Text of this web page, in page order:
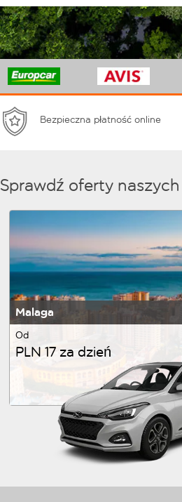
Bezpieczna płatność online
Sprawdź oferty
Malaga
Od
PLN 17 za dzień